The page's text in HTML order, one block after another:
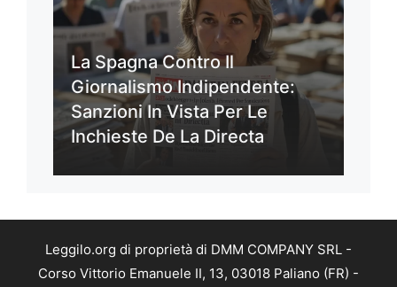
La Spagna Contro Il
Giornalismo Indipendente:
Sanzioni In Vista Per Le
Inchieste De La Directa
Leggilo.org di proprietà di DMM COMPANY SRL -
Corso Vittorio Emanuele II, 13, 03018 Paliano (FR) -